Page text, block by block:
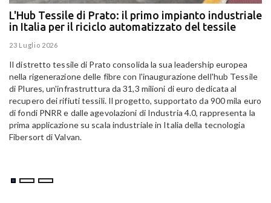
L'Hub Tessile di Prato: il primo impianto industriale
in Italia per il riciclo automatizzato del tessile
23 Luglio 2026
Il distretto tessile di Prato consolida la sua leadership europea
nella rigenerazione delle fibre con l'inaugurazione dell'hub Tessile
di Plures, un'infrastruttura da 31,3 milioni di euro dedicata al
recupero dei rifiuti tessili. Il progetto, supportato da 900 mila euro
di fondi PNRR e dalle agevolazioni di Industria 4.0, rappresenta la
prima applicazione su scala industriale in Italia della tecnologia
Fibersort di Valvan.